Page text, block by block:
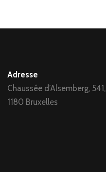
Adresse
Chaussée d’Alsemberg, 541,
1180 Bruxelles